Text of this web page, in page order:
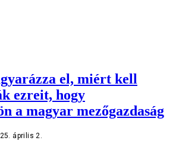
el, miért kell
ezreit, hogy
a magyar mezőgazdaság
április 2.